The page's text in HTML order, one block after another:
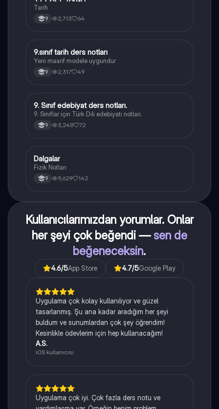
Tarih
9 2,713 64
Tarih
9.sınıf tarih ders notları
Yeni maarif modele uygundur
9 2,317 49
Türk Dili ve Edebiyatı
9. Sınıf edebiyat ders notları.
9. Sınıflar için Türk Dili edebiyatı notları.
9 3,248 72
Fizik
Dalgalar
Fizik Notları
9 9,629 142
Kullanıcılarımızdan yorumlar. Onlar
her şeyi çok beğendi — sen de
beğeneceksin.
4.6/5App Store 4.7/5Google Play
Uygulama çok kolay kullanılıyor ve güzel
tasarlanmış. Şu ana kadar aradığım her şeyi
buldum ve sunumlardan çok şey öğrendim!
Kesinlikle ödevlerim için hep kullanacağım!
A.S.
iOS kullanıcısı
Uygulama çok iyi. Çok fazla ders notu ve